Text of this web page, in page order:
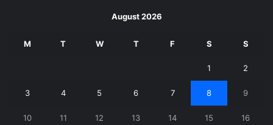
August 2026
M T W T F S S
1 2
3 4 5 6 7 8 9
10 11 12 13 14 15 16